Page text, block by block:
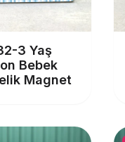
3 Yaş
Bebek
Magnet